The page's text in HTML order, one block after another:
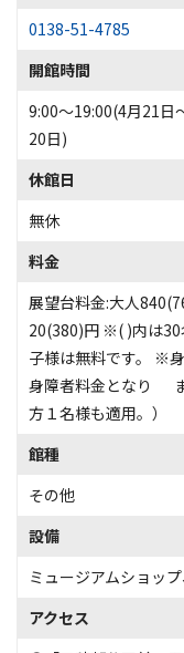
0138-51-4785
開館時間
9:00～19:00(4月21日
20日)
休館日
無休
料金
展望台料金:大人
20(380)円 ※( )内は
子様は無料です。 ※
身障者料金となり ま
方１名様も適用。）
館種
その他
設備
ミュージアムショップ
アクセス